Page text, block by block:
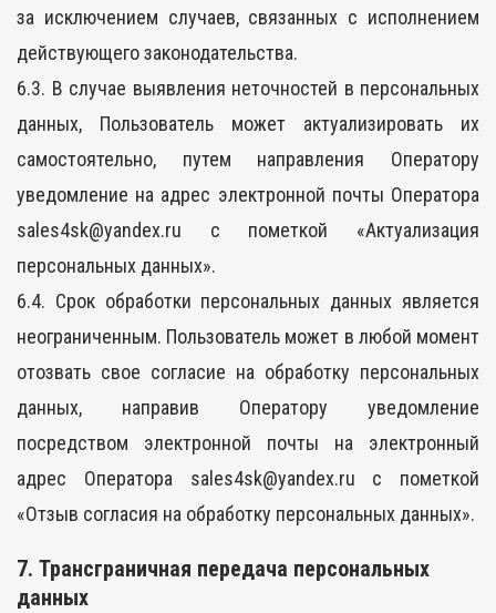
за исключением случаев, связанных с исполнением
действующего законодательства.
6.3. В случае выявления неточностей в персональных
данных, Пользователь может актуализировать их
самостоятельно, путем направления Оператору
уведомление на адрес электронной почты Оператора
sales4sk@yandex.ru с пометкой «Актуализация
персональных данных».
6.4. Срок обработки персональных данных является
неограниченным. Пользователь может в любой момент
отозвать свое согласие на обработку персональных
данных, направив Оператору уведомление
посредством электронной почты на электронный
адрес Оператора sales4sk@yandex.ru с пометкой
«Отзыв согласия на обработку персональных данных».
7. Трансграничная передача персональных
данных